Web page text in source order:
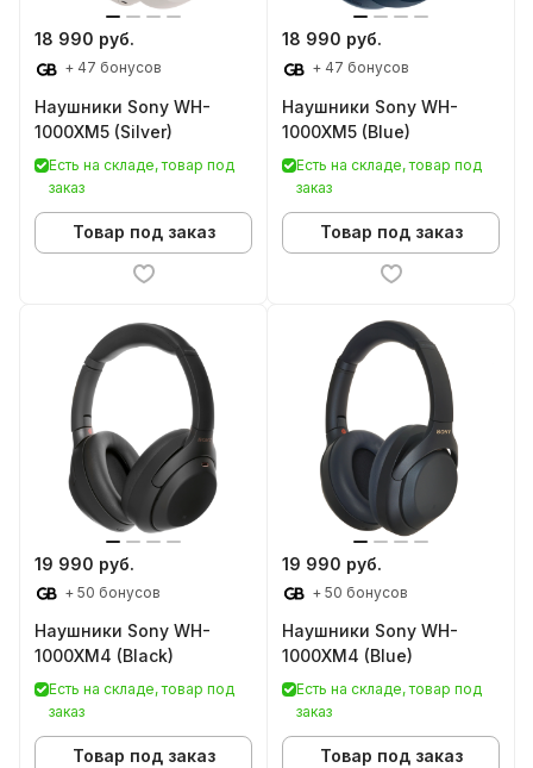
18 990 руб.
+ 47 бонусов
Наушники Sony WH-
1000XM5 (Silver)
Есть на складе, товар под
заказ
Товар под заказ
18 990 руб.
+ 47 бонусов
Наушники Sony WH-
1000XM5 (Blue)
Есть на складе, товар под
заказ
Товар под заказ
19 990 руб.
+ 50 бонусов
Наушники Sony WH-
1000XM4 (Black)
Есть на складе, товар под
заказ
Товар под заказ
19 990 руб.
+ 50 бонусов
Наушники Sony WH-
1000XM4 (Blue)
Есть на складе, товар под
заказ
Товар под заказ